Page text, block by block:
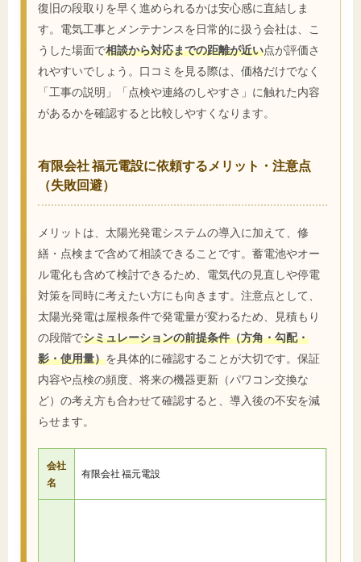
復旧の段取りを早く進められるかは安心感に直結しま
す。電気工事とメンテナンスを日常的に扱う会社は、こ
うした場面で相談から対応までの距離が近い点が評価さ
れやすいでしょう。口コミを見る際は、価格だけでなく
「工事の説明」「点検や連絡のしやすさ」に触れた内容
があるかを確認すると比較しやすくなります。
有限会社 福元電設に依頼するメリット・注意点
（失敗回避）
メリットは、太陽光発電システムの導入に加えて、修
繕・点検まで含めて相談できることです。蓄電池やオー
ル電化も含めて検討できるため、電気代の見直しや停電
対策を同時に考えたい方にも向きます。注意点として、
太陽光発電は屋根条件で発電量が変わるため、見積もり
の段階でシミュレーションの前提条件（方角・勾配・
影・使用量）を具体的に確認することが大切です。保証
内容や点検の頻度、将来の機器更新（パワコン交換な
ど）の考え方も合わせて確認すると、導入後の不安を減
らせます。
会社
名
有限会社 福元電設